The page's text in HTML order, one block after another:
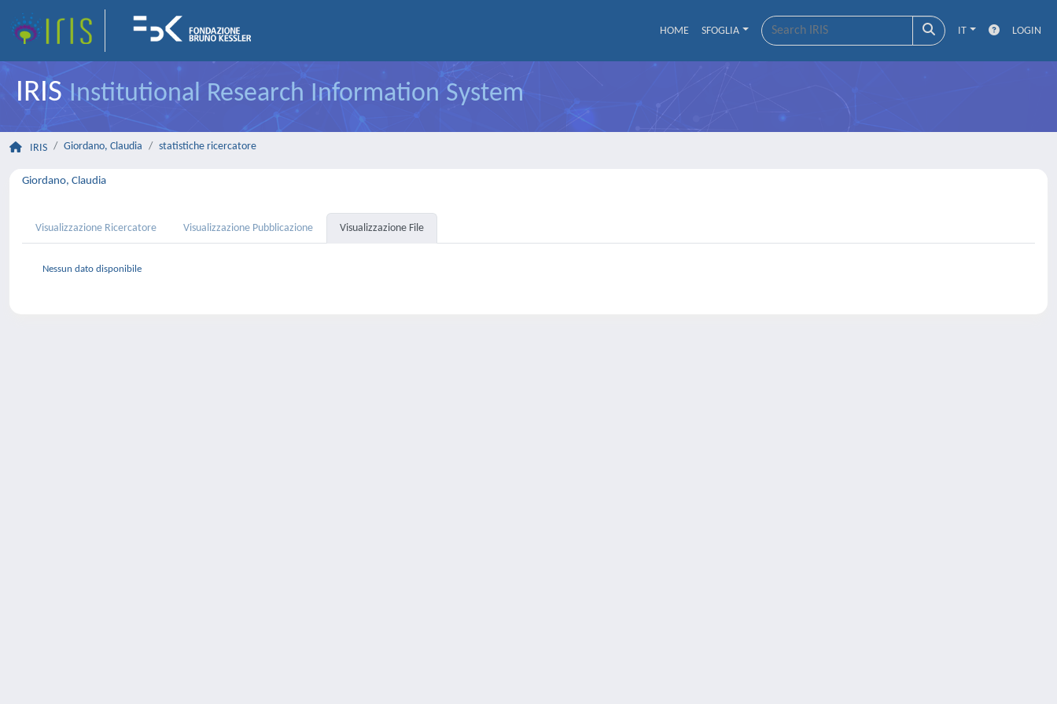
HOME SFOGLIA IT LOGIN
IRISInstitutional Research Information System
IRIS Giordano, Claudia statistiche ricercatore
Giordano, Claudia
Visualizzazione Ricercatore Visualizzazione Pubblicazione Visualizzazione File
Nessun dato disponibile